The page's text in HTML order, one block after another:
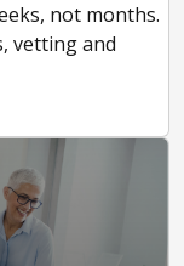
not months.
vetting and